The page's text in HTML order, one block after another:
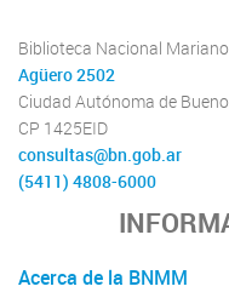
Biblioteca Nacional
Agüero 2502
Ciudad Autónoma de
CP 1425EID
consultas@bn.gob.ar
(5411) 4808-6000
Acerca de la BNMM